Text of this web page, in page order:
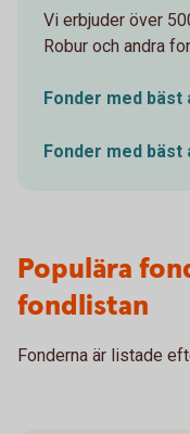
Vi erbjuder över
Robur och andra
Fonder med bäst
Fonder med bäst
Populära
fondlistan
Fonderna är listade